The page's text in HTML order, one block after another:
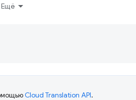
Ещё
Cloud Translation API.